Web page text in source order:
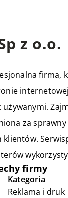
z o.o.
za
firmy
Kategoria
Reklama i druk